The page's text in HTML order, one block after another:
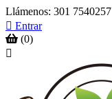
Llámenos: 301 7540257
 Entrar
(0)
